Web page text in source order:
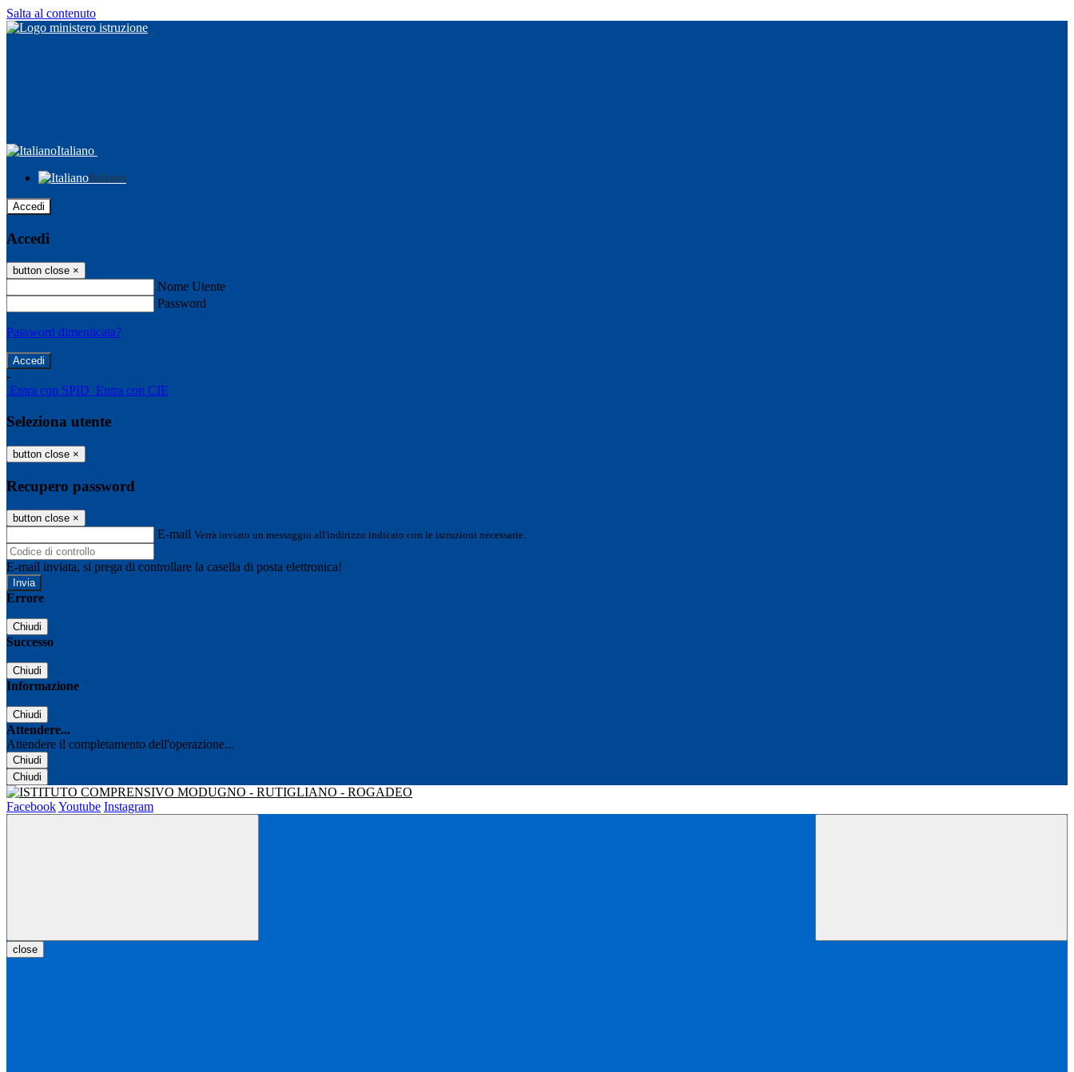
Salta al contenuto
Italiano
Italiano
Accedi
Accedi
button close ×
Nome Utente
Password
Password dimenticata?
-
Entra con SPID Entra con CIE
Seleziona utente
button close ×
Recupero password
button close ×
E-mail Verrà inviato un messaggio all'indirizzo indicato con le istruzioni necessarie.
E-mail inviata, si prega di controllare la casella di posta elettronica!
Errore
Chiudi
Successo
Chiudi
Informazione
Chiudi
Attendere...
Attendere il completamento dell'operazione...
Chiudi
Chiudi
FacebookYoutube Instagram
close